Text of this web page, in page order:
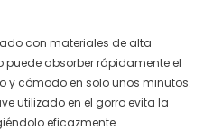
con materiales de alta
absorber rápidamente el
y cómodo en solo unos minutos.
utilizado en el gorro evita la
eficazmente...